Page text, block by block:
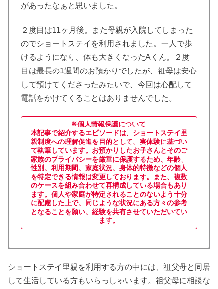
があったなぁと思いました。
２度目は11ヶ月後。また母親が入院してしまった
のでショートステイを利用されました。一人で歩
けるようになり、体も大きくなったAくん。２度
目は最長の1週間のお預かりでしたが、祖母は安心
して預けてくださったみたいで、今回は心配して
電話をかけてくることはありませんでした。
※個人情報保護について
本記事で紹介するエピソードは、ショートステイ里
親制度への理解促進を目的として、実体験に基づい
て執筆しています。お預かりしたお子さんとそのご
家族のプライバシーを厳重に保護するため、年齢、
性別、利用期間、家庭状況、身体的特徴などの個人
を特定できる情報は変更しております。また、複数
のケースを組み合わせて再構成している場合もあり
ます。個人や家庭が特定されることのないよう十分
に配慮した上で、同じような状況にある方々の参考
となることを願い、経験を共有させていただいてい
ます。
ショートステイ里親を利用する方の中には、祖父母と同居
して生活している方もいらっしゃいます。祖父母に相談な